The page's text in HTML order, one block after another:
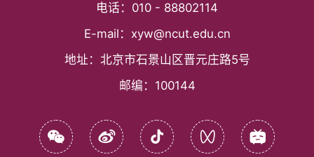
电话： 010 - 88802114
E-mail： xyw@ncut.edu.cn
地址： 北京市石景山区晋元庄路5号
邮编： 100144